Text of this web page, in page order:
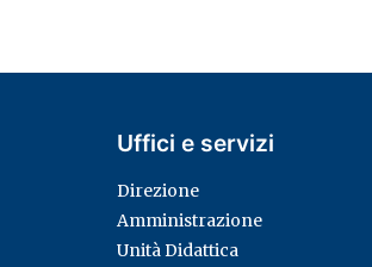
Uffici e servizi
Direzione
Amministrazione
Unità Didattica